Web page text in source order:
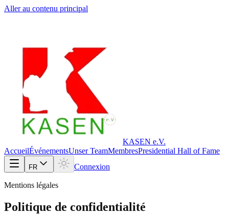
Aller au contenu principal
KASEN e.V.
AccueilÉvénementsUnser TeamMembresPresidential Hall of Fame
FR Connexion
Mentions légales
Politique de confidentialité